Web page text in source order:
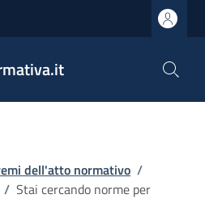
dell'atto normativo /
/ Stai cercando norme per